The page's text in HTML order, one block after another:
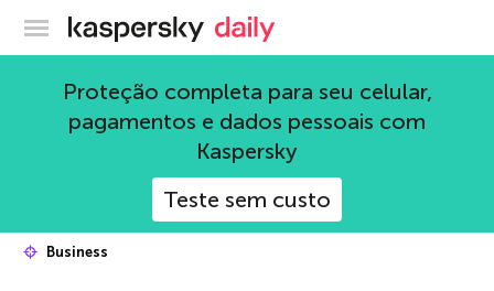
Blog oficial da Kaspersky
Proteção completa para seu celular,
pagamentos e dados pessoais com
Kaspersky
Teste sem custo
Business